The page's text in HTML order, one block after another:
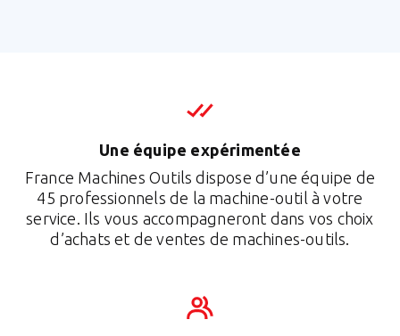
Une équipe expérimentée
France Machines Outils dispose d’une équipe de
45 professionnels de la machine-outil à votre
service. Ils vous accompagneront dans vos choix
d’achats et de ventes de machines-outils.